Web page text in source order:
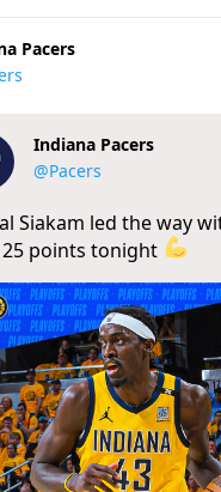
Pacers
Indiana Pacers
@Pacers
Siakam led the way
points tonight